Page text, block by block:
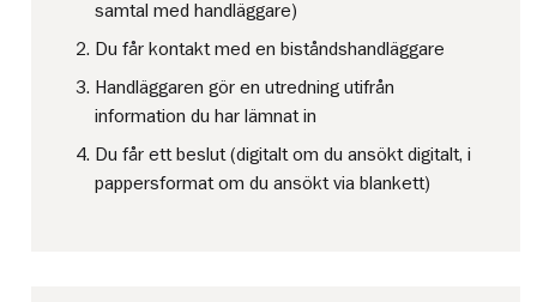
samtal med handläggare)
Du får kontakt med en biståndshandläggare
Handläggaren gör en utredning utifrån
information du har lämnat in
Du får ett beslut (digitalt om du ansökt digitalt, i
pappersformat om du ansökt via blankett)